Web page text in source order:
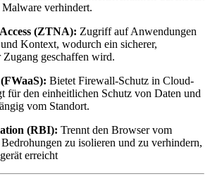
verhindert.
(ZTNA): Zugriff auf Anwendungen
Kontext, wodurch ein sicherer,
Zugang geschaffen wird.
Bietet Firewall-Schutz in Cloud-
für den einheitlichen Schutz von Daten und
vom Standort.
(RBI): Trennt den Browser vom
zu isolieren und zu verhindern,
erreicht